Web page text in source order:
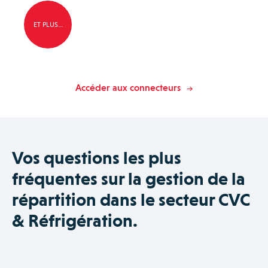
ET PLUS…
Accéder aux connecteurs
Vos questions les plus
fréquentes sur la gestion de la
répartition dans le secteur CVC
& Réfrigération.